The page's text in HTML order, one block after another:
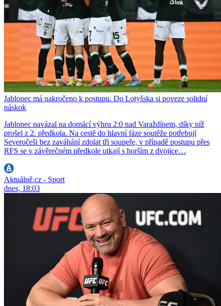
Jablonec má nakročeno k postupu. Do Lotyšska si poveze solidní
náskok
Jablonec navázal na domácí výhru 2:0 nad Varaždínem, díky níž
prošel z 2. předkola. Na cestě do hlavní fáze soutěže potřebují
Severočeši bez zaváhání zdolat tři soupeře, v případě postupu přes
RFS se v závěrečném předkole utkají s horším z dvojice…
Aktuálně.cz - Sport
dnes, 18:03